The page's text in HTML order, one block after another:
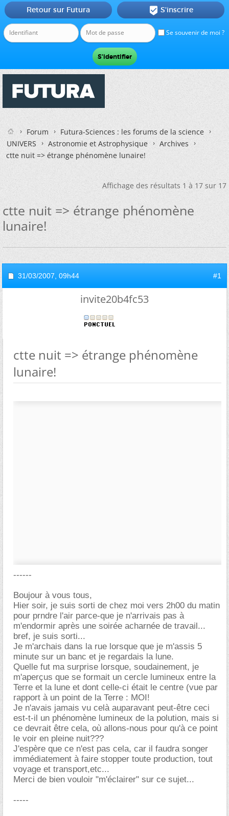
Se souvenir de moi ?
Retour sur Futura  S'inscrire
Forum
Futura-Sciences : les forums de la science
UNIVERS
Astronomie et Astrophysique
Archives
ctte nuit => étrange phénomène lunaire!
Affichage des résultats 1 à 17 sur 17
ctte nuit => étrange phénomène
lunaire!
31/03/2007, 09h44 #1
invite20b4fc53
ctte nuit => étrange phénomène
lunaire!
------
Boujour à vous tous,
Hier soir, je suis sorti de chez moi vers 2h00 du matin
pour prndre l'air parce-que je n'arrivais pas à
m'endormir après une soirée acharnée de travail...
bref, je suis sorti...
Je m'archais dans la rue lorsque que je m'assis 5
minute sur un banc et je regardais la lune.
Quelle fut ma surprise lorsque, soudainement, je
m'aperçus que se formait un cercle lumineux entre la
Terre et la lune et dont celle-ci était le centre (vue par
rapport à un point de la Terre : MOI!
Je n'avais jamais vu celà auparavant peut-être ceci
est-t-il un phénomène lumineux de la polution, mais si
ce devrait être cela, où allons-nous pour qu'à ce point
le voir en pleine nuit???
J'espère que ce n'est pas cela, car il faudra songer
immédiatement à faire stopper toute production, tout
voyage et transport,etc...
Merci de bien vouloir "m'éclairer" sur ce sujet...
-----